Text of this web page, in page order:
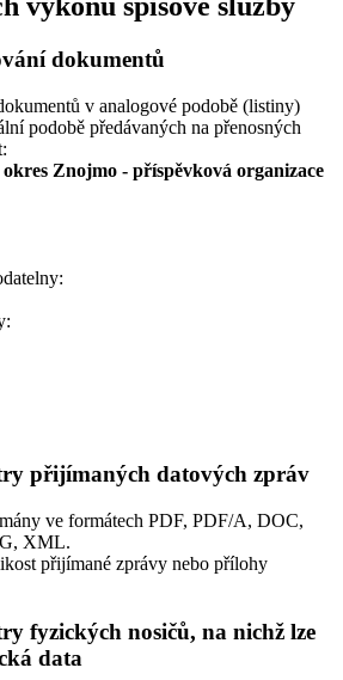
dokumentů
v analogové podobě (listiny)
podobě předávaných na přenosných
Znojmo - příspěvková organizace
přijímaných datových zpráv
ve formátech PDF, PDF/A, DOC,
XML.
přijímané zprávy nebo přílohy
fyzických nosičů, na nichž lze
data